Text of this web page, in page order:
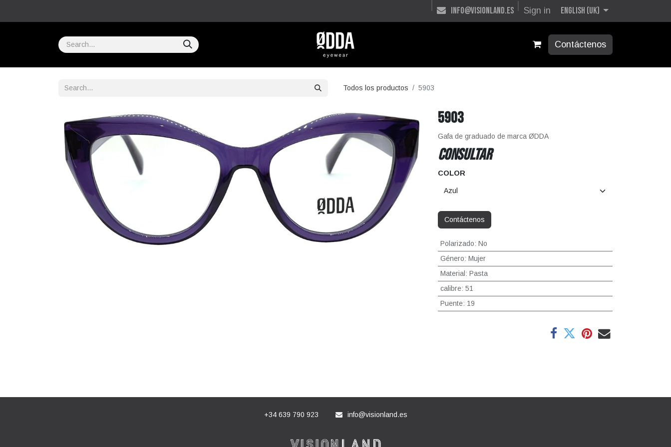
info@visionland.es Sign in English (UK)
Contáctenos
Todos los productos 5903
5903
Gafa de graduado de marca ØDDA
CONSULTAR
COLOR
Contáctenos
Polarizado: No
Género: Mujer
Material : Pasta
calibre: 51
Puente: 19
+34 639 790 923 info@visionland.es